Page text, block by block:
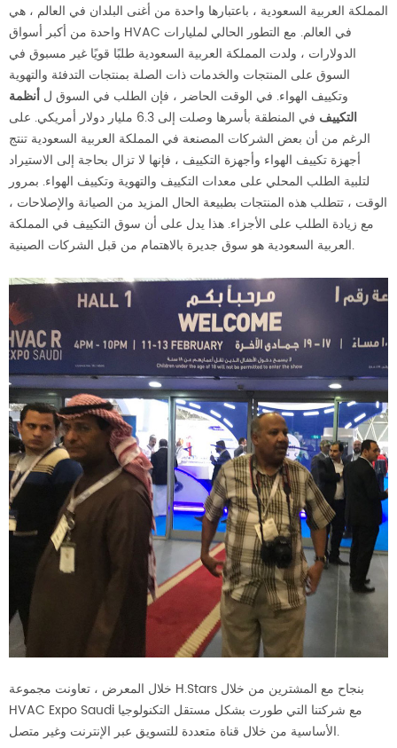
المملكة العربية السعودية ، باعتبارها واحدة من أغنى البلدان في العالم ، هي
واحدة من أكبر أسواق HVAC في العالم. مع التطور الحالي لمليارات
الدولارات ، ولدت المملكة العربية السعودية طلبًا قويًا غير مسبوق في
السوق على المنتجات والخدمات ذات الصلة بمنتجات التدفئة والتهوية
وتكييف الهواء. في الوقت الحاضر ، فإن الطلب في السوق ل أنظمة
التكييف
في المنطقة بأسرها وصلت إلى 6.3 مليار دولار أمريكي. على
الرغم من أن بعض الشركات المصنعة في المملكة العربية السعودية تنتج
أجهزة تكييف الهواء وأجهزة التكييف ، فإنها لا تزال بحاجة إلى الاستيراد
لتلبية الطلب المحلي على معدات التكييف والتهوية وتكييف الهواء. بمرور
الوقت ، تتطلب هذه المنتجات بطبيعة الحال المزيد من الصيانة والإصلاحات ،
مع زيادة الطلب على الأجزاء. هذا يدل على أن سوق التكييف في المملكة
العربية السعودية هو سوق جديرة بالاهتمام من قبل الشركات الصينية.
خلال المعرض ، تعاونت مجموعة H.Stars بنجاح مع المشترين من خلال
HVAC Expo Saudi مع شركتنا التي طورت بشكل مستقل التكنولوجيا
الأساسية من خلال قناة متعددة للتسويق عبر الإنترنت وغير متصل.